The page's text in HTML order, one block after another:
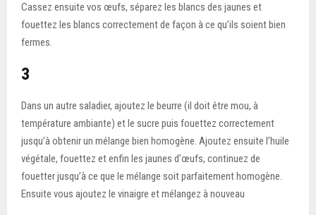
Cassez ensuite vos œufs, séparez les blancs des jaunes et
fouettez les blancs correctement de façon à ce qu’ils soient bien
fermes.
3
Dans un autre saladier, ajoutez le beurre (il doit être mou, à
température ambiante) et le sucre puis fouettez correctement
jusqu’à obtenir un mélange bien homogène. Ajoutez ensuite l’huile
végétale, fouettez et enfin les jaunes d’œufs, continuez de
fouetter jusqu’à ce que le mélange soit parfaitement homogène.
Ensuite vous ajoutez le vinaigre et mélangez à nouveau